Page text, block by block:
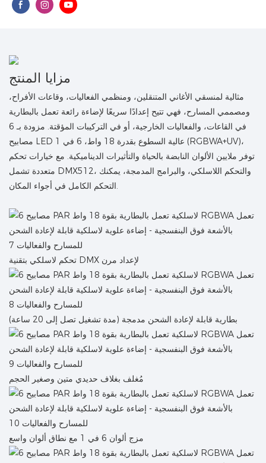
مزايا المنتج
مثالية لمنسقي الأغاني المتنقلين، ومنظمي الفعاليات، وقاعات الأفراح،
ومصممي المسارح، فهي تتيح إعدادًا سريعًا لإضاءة رائعة تعمل بالبطارية
في القاعات، والفعاليات الخارجية، أو في التركيبات المؤقتة. مزودة بـ 6
مصابيح LED عالية السطوع بقدرة 18 واط، 6 في 1 (RGBWA+UV)،
توفر ملايين الألوان النابضة بالحياة والتأثيرات الديناميكية. مع خيارات تحكم
متعددة تشمل DMX512، والتحكم اللاسلكي، والبرامج المدمجة، يمكنك
التحكم الكامل في أجواء المكان.
تحكم لاسلكي بتقنية DMX لإعداد مرن
بطارية قابلة لإعادة الشحن مدمجة (مدة تشغيل تصل إلى 20 ساعة)
مُغلف بغلاف حديدي متين وصغير الحجم
مزج ألوان 6 في 1 مع نطاق ألوان واسع